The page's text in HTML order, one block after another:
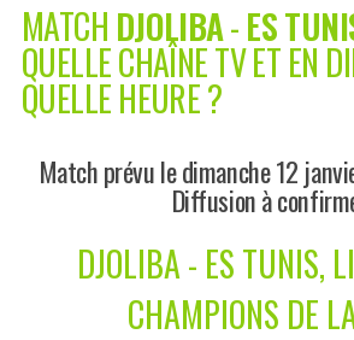
MATCH DJOLIBA-ES
QUELLE CHAÎNE TV ET EN
QUELLE HEURE ?
Match prévu le dimanche 12
Diffusion à
DJOLIBA - ES TUNIS,
CHAMPIONS DE